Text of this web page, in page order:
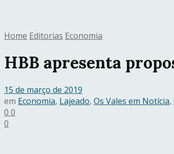
Home Editorias Economia
HBB apresenta
15 de março de 2019
em Economia, Lajeado, Os Vales em Notícia,
0 0
0